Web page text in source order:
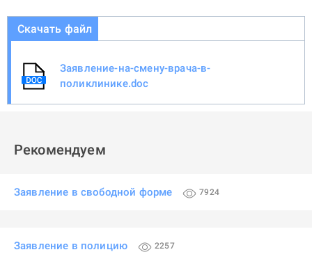
Скачать файл
Заявление-на-смену-врача-в-
поликлинике.doc
Рекомендуем
Заявление в свободной форме 7924
Заявление в полицию 2257